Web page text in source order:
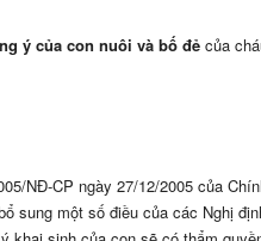
ý của con nuôi và bố đẻ của
NĐ-CP ngày 27/12/2005 của
sung một số điều của các Nghị